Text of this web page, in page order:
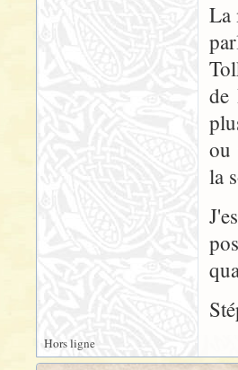
La
de
ou
la
Hors ligne